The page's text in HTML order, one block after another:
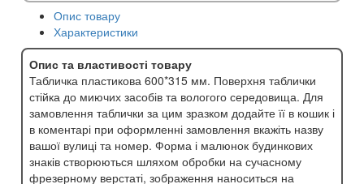
Опис товару
Характеристики
Опис та властивості товару
Табличка пластикова 600*315 мм. Поверхня таблички
стійка до миючих засобів та вологого середовища. Для
замовлення таблички за цим зразком додайте її в кошик і
в коментарі при оформленні замовлення вкажіть назву
вашої вулиці та номер. Форма і малюнок будинкових
знаків створюються шляхом обробки на сучасному
фрезерному верстаті, зображення наноситься на